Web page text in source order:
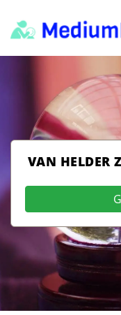
VAN HELDER